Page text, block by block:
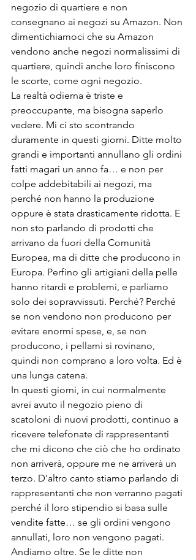
negozio di quartiere e non
consegnano ai negozi su Amazon. Non
dimentichiamoci che su Amazon
vendono anche negozi normalissimi di
quartiere, quindi anche loro finiscono
le scorte, come ogni negozio.
La realtà odierna è triste e
preoccupante, ma bisogna saperlo
vedere. Mi ci sto scontrando
duramente in questi giorni. Ditte molto
grandi e importanti annullano gli ordini
fatti magari un anno fa… e non per
colpe addebitabili ai negozi, ma
perché non hanno la produzione
oppure è stata drasticamente ridotta. E
non sto parlando di prodotti che
arrivano da fuori della Comunità
Europea, ma di ditte che producono in
Europa. Perfino gli artigiani della pelle
hanno ritardi e problemi, e parliamo
solo dei sopravvissuti. Perché? Perché
se non vendono non producono per
evitare enormi spese, e, se non
producono, i pellami si rovinano,
quindi non comprano a loro volta. Ed è
una lunga catena.
In questi giorni, in cui normalmente
avrei avuto il negozio pieno di
scatoloni di nuovi prodotti, continuo a
ricevere telefonate di rappresentanti
che mi dicono che ciò che ho ordinato
non arriverà, oppure me ne arriverà un
terzo. D’altro canto stiamo parlando di
rappresentanti che non verranno pagati
perché il loro stipendio si basa sulle
vendite fatte… se gli ordini vengono
annullati, loro non vengono pagati.
Andiamo oltre. Se le ditte non